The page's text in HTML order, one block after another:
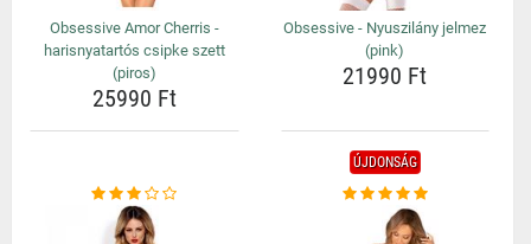
Obsessive Amor Cherris -
harisnyatartós csipke szett
(piros)
25990 Ft
Obsessive - Nyuszilány jelmez
(pink)
21990 Ft
ÚJDONSÁG